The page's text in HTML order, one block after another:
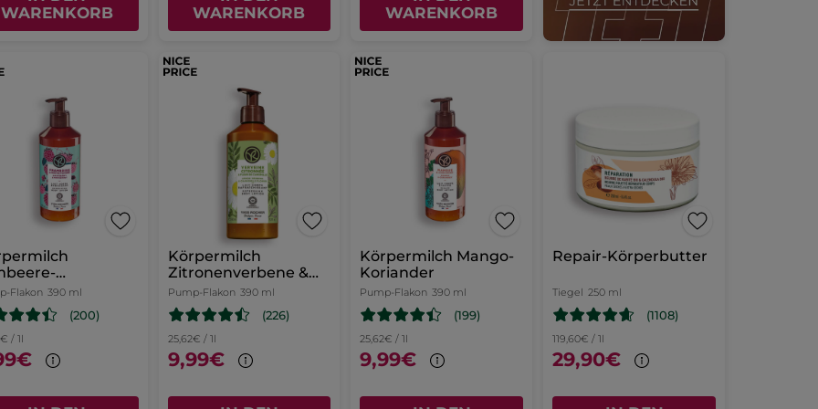
WARENKORB
WARENKORB
WARENKORB
Flakon 390 ml
(200)
/ 1l
Körpermilch
Zitronenverbene &
Kamillenblüte
Pump-Flakon 390 ml
(226)
25,62€ / 1l
9,99€
Körpermilch Mango-
Koriander
Pump-Flakon 390 ml
(199)
25,62€ / 1l
9,99€
Repair-Körperbutter
Tiegel 250 ml
(1108)
119,60€ / 1l
29,90€